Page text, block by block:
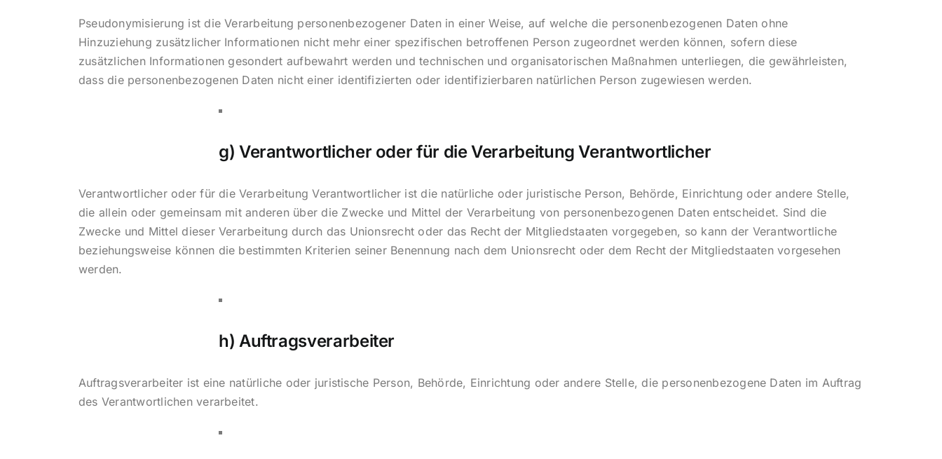
Pseudonymisierung ist die Verarbeitung personenbezogener Daten in einer Weise, auf welche die personenbezogenen Daten ohne
Hinzuziehung zusätzlicher Informationen nicht mehr einer spezifischen betroffenen Person zugeordnet werden können, sofern diese
zusätzlichen Informationen gesondert aufbewahrt werden und technischen und organisatorischen Maßnahmen unterliegen, die gewährleisten,
dass die personenbezogenen Daten nicht einer identifizierten oder identifizierbaren natürlichen Person zugewiesen werden.
g) Verantwortlicher oder für die Verarbeitung Verantwortlicher
Verantwortlicher oder für die Verarbeitung Verantwortlicher ist die natürliche oder juristische Person, Behörde, Einrichtung oder andere Stelle,
die allein oder gemeinsam mit anderen über die Zwecke und Mittel der Verarbeitung von personenbezogenen Daten entscheidet. Sind die
Zwecke und Mittel dieser Verarbeitung durch das Unionsrecht oder das Recht der Mitgliedstaaten vorgegeben, so kann der Verantwortliche
beziehungsweise können die bestimmten Kriterien seiner Benennung nach dem Unionsrecht oder dem Recht der Mitgliedstaaten vorgesehen
werden.
h) Auftragsverarbeiter
Auftragsverarbeiter ist eine natürliche oder juristische Person, Behörde, Einrichtung oder andere Stelle, die personenbezogene Daten im Auftrag
des Verantwortlichen verarbeitet.